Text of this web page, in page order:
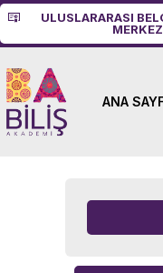
ULUSLARARASI
ANA